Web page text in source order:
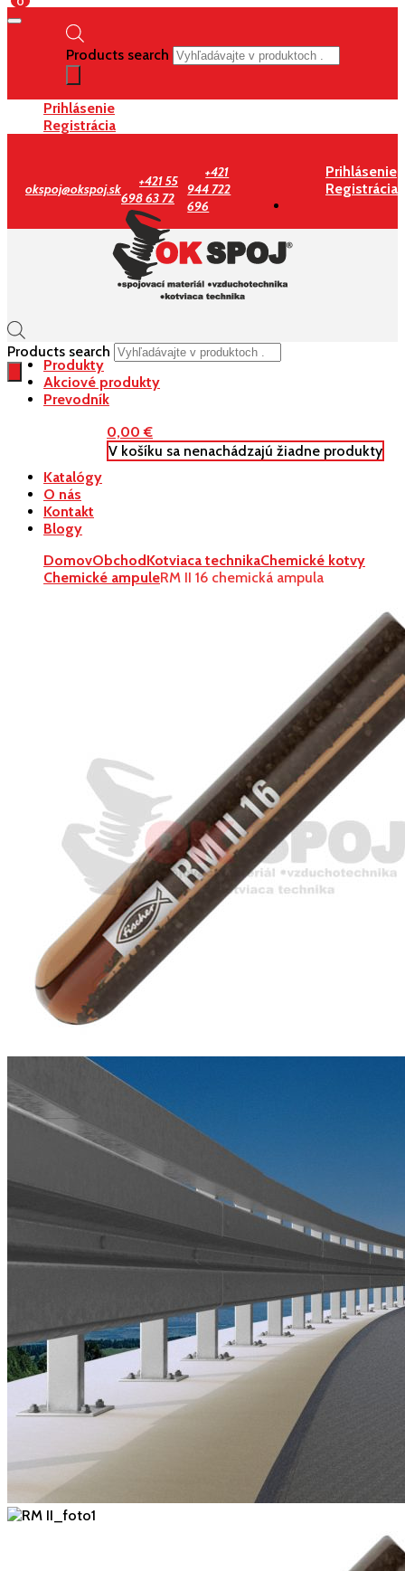
Products search
Prihlásenie
Registrácia
okspoj@okspoj.sk
+421 55
698 63 72
+421
944 722
696
Prihlásenie
Registrácia
Products search
0,00€
V košíku sa nenachádzajú žiadne produkty
Produkty
Akciové produkty
Prevodník
Katalógy
O nás
Kontakt
Blogy
DomovObchodKotviaca technikaChemické kotvy
Chemické ampuleRM II 16 chemická ampula